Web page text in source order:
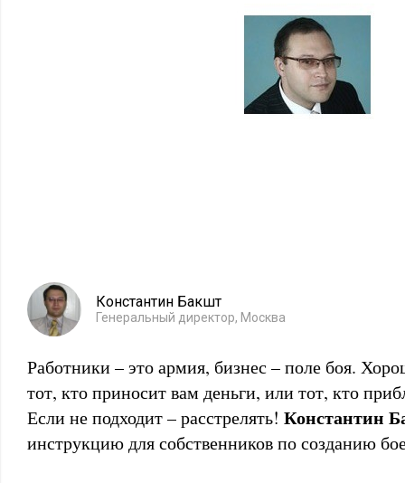
Константин Бакшт
Генеральный директор, Москва
Работники – это армия, бизнес – поле боя.
тот, кто приносит вам деньги, или тот, кто
Если не подходит – расстрелять! Константин
инструкцию для собственников по созданию